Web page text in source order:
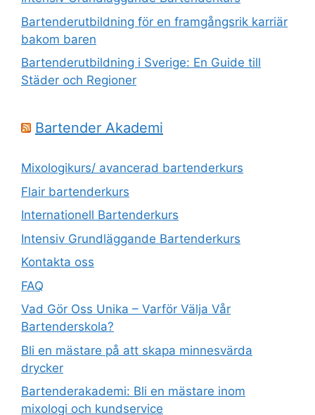
Bartenderutbildning för en framgångsrik karriär
bakom baren
Bartenderutbildning i Sverige: En Guide till
Städer och Regioner
Bartender Akademi
Mixologikurs/ avancerad bartenderkurs
Flair bartenderkurs
Internationell Bartenderkurs​
Intensiv Grundläggande Bartenderkurs
Kontakta oss
FAQ
Vad Gör Oss Unika – Varför Välja Vår
Bartenderskola?
Bli en mästare på att skapa minnesvärda
drycker
Bartenderakademi: Bli en mästare inom
mixologi och kundservice